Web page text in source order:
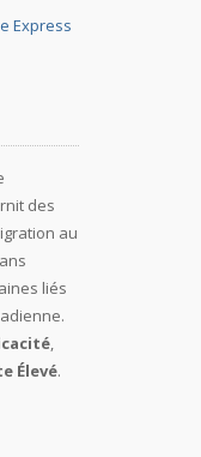
Express
des
au
liés
,
Élevé.